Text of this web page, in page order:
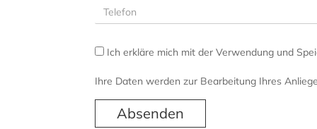
(Pflichtfeld)
Telefon
Erklärung
Ich erkläre mich mit der Verwendung und
Ihre Daten werden zur Bearbeitung Ihres